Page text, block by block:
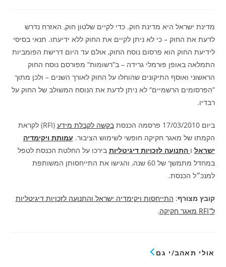
מדינת ישראל היא מדינת חוק. כדי לקיים שלטון חוק, האזרח נדרש
לדעת את החוק – כי לא ניתן לקיים‬ ‫את החוק ללא ידיעתו. תנאי בסיסי
לידיעת החוק הוא פרסום נוסח החוק, אולם עד היום דרישת הפומביות‬
‫התמלאה באופן פורמלי גרידה – ב”רשומות“ מפורסם נוסח החוק
הראשוני ואוסף התיקונים שהוחלו על החוק‬ ‫לאורך השנים – ולכן מתוך
”הפרסומים הרשמיים“ לא ניתן לדעת את הנוסח המשולב של החוק על
רבדיו.
ביום 17/03/2010 פרסמה הכנסת בקשה לקבלת מידע
(RFI) לקראת
הקמתו של מאגר חקיקה חופשי לשימוש הציבור. עמותת ויקימדיה
ישראל ו התנועה לזכויות דיגיטליות בירכו על החלטת הכנסת לטפל
במחדל מתמשך של 60 שנה, והגישו את התייחסותן המשותפת
למנכ״ל הכנסת.
קובץ מצורף: התייחסות ויקימדיה ישראל והתנועה לזכויות דיגיטליות
ל־RFI מאגר חקיקה
.
אולי תאהב/י גם